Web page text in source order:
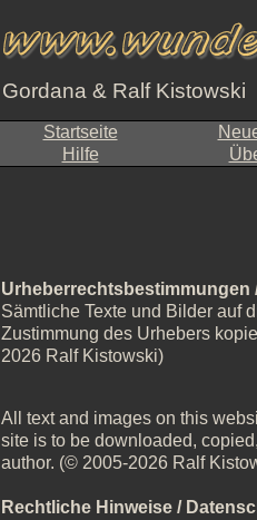
Gordana & Ralf Kistowski
Startseite
Hilfe
Urheberrechtsbestimmungen
Sämtliche Texte und Bilder auf
Zustimmung des Urhebers
2026 Ralf Kistowski)
All text and images on this
site is to be downloaded,
author. (© 2005-2026 Ralf
Rechtliche Hinweise /